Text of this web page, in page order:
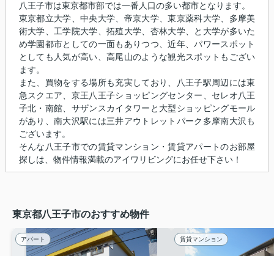
八王子市は東京都市部では一番人口の多い都市となります。
東京都立大学、中央大学、帝京大学、東京薬科大学、多摩美
術大学、工学院大学、拓殖大学、杏林大学、と大学が多いた
め学園都市としての一面もありつつ、近年、パワースポット
としても人気が高い、高尾山のような観光スポットもござい
ます。
また、買物をする場所も充実しており、八王子駅周辺には東
急スクエア、京王八王子ショッピングセンター、セレオ八王
子北・南館、サザンスカイタワーと大型ショッピングモール
があり、南大沢駅には三井アウトレットパーク多摩南大沢も
ございます。
そんな八王子市での賃貸マンション・賃貸アパートのお部屋
探しは、物件情報満載のアイワリビングにお任せ下さい！
東京都八王子市のおすすめ物件
アパート 賃貸マンション